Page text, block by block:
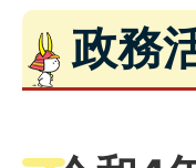
政務